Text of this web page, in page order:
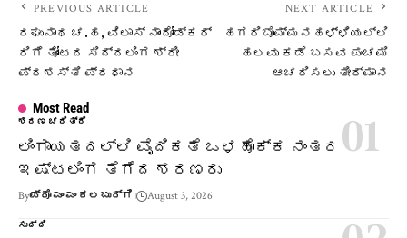
PREVIOUS ARTICLE
ರಘುನಾಥ ಚ.ಹ, ವಿಲಾಸ್ ನಾಂದೋಡ್ಕರ್
ರಿಗೆ ತೋಂಟದ ಸಿದ್ದಲಿಂಗ ಶ್ರೀ
ಪ್ರಶಸ್ತಿ ಪ್ರಧಾನ
NEXT ARTICLE
ಹಗರಿಬೊಮ್ಮನಹಳ್ಳಿಯಲ್ಲಿ
ಹಲವು ಕಡೆ ಬಸವ ಪಂಚಮಿ
ಆಚರಿಸಲು ತೀರ್ಮಾನ
Most Read
ಶರಣ ಚರಿತ್ರೆ
ಲಿಂಗಾಯತದಲ್ಲಿ ವೈದಿಕತೆ ಒಳಹೊಕ್ಕ ನಂತರ
ಇಷ್ಟಲಿಂಗ ತೆಗೆದ ಶರಣರು
Byಪ್ರೊ ಎಂ ಎಂ ಕಲಬುರ್ಗಿ August 3, 2026
ಸುದ್ದಿ